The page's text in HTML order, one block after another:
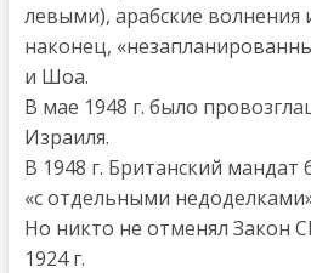
левыми), арабские волнения
наконец,
и Шоа.
В мае 1948 г. было
Израиля.
В 1948 г. Британский мандат
«с отдельными
Но никто не отменял Закон
1924 г.